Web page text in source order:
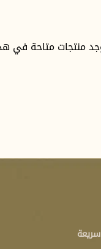
منتجات متاحة في